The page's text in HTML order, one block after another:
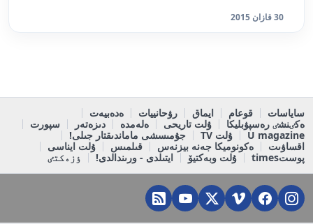
30 قازان 2015
ساياسات قوعام ايماق رۋحانييات
ەدەبيەت
ەكٸنشٸ رەسپۋبليكا
ۇلت تاريحى ەلەمدە دىزەتەر
سپورت
U magazine
ۇلت TV
جۇمىسشى ماماندىقتار جىلى!
اقساۋىت
ەكونوميكا جەنە بيزنەس قىلمىس
ۇلت ايناسى
پوستtimes
ۇلت وبەكتيۆ ايتىلدى - ورىندالدى! ٶزەكتٸ